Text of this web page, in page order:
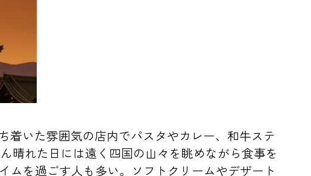
着いた雰囲気の店内でパスタやカレー、和牛ステ
晴れた日には遠く四国の山々を眺めながら食事を
ムを過ごす人も多い。ソフトクリームやデザート